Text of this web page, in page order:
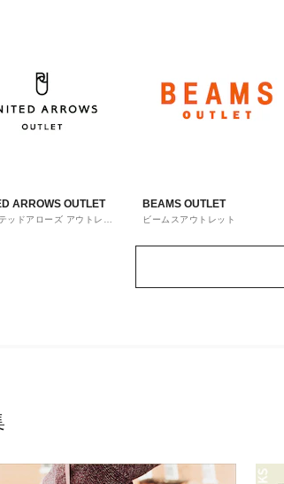
ARROWS OUTLET
ッドアローズ アウトレッ
BEAMS OUTLET
ビームスアウトレット